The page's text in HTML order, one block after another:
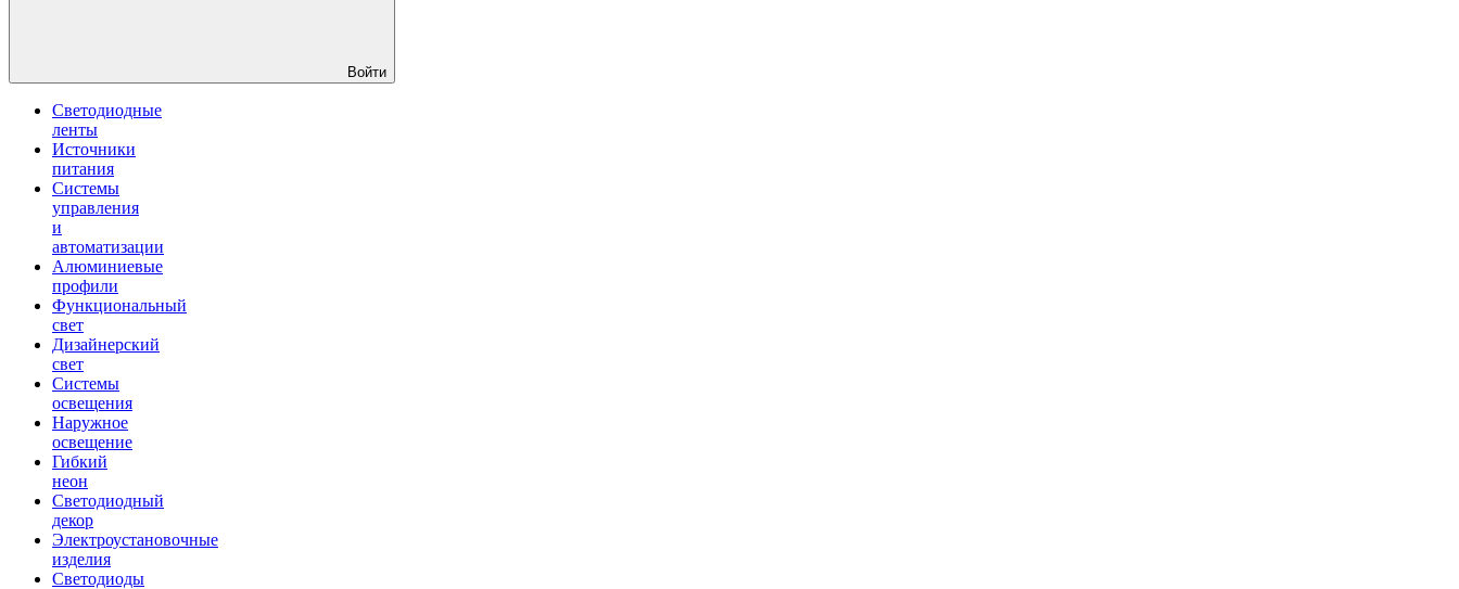
Войти
Светодиодные
ленты
Источники
питания
Системы
управления
и
автоматизации
Алюминиевые
профили
Функциональный
свет
Дизайнерский
свет
Системы
освещения
Наружное
освещение
Гибкий
неон
Светодиодный
декор
Электроустановочные
изделия
Светодиоды